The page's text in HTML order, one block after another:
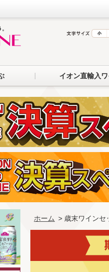
イオン直輸入
ホーム > 歳末ワインセ